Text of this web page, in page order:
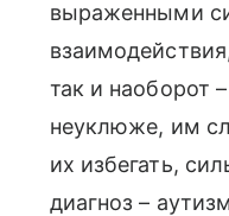
выраженными
так и наоборот
неуклюже, им
их избегать,
диагноз –